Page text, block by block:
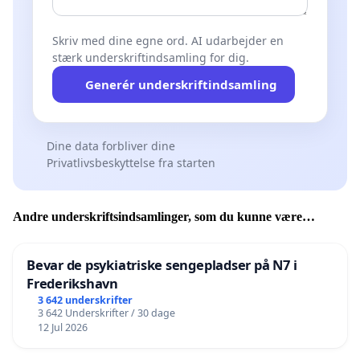
Skriv med dine egne ord. AI udarbejder en
stærk underskriftindsamling for dig.
Generér underskriftindsamling
Dine data forbliver dine
Privatlivsbeskyttelse fra starten
Andre underskriftsindsamlinger, som du kunne være
Bevar de psykiatriske sengepladser på N7 i
Frederikshavn
3 642 underskrifter
3 642 Underskrifter / 30 dage
12 Jul 2026